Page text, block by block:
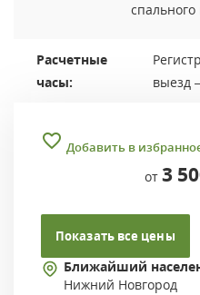
спального
Расчетные
часы:
выезд
Добавить в
от 3
Показать все цены
Ближайший
Нижний Новгород